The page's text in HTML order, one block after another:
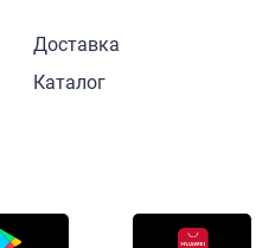
Доставка
Каталог